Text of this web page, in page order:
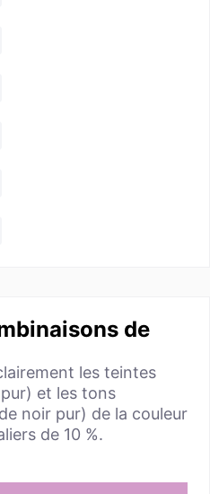
de
les teintes
et les tons
noir pur) de la couleur
de 10 %.